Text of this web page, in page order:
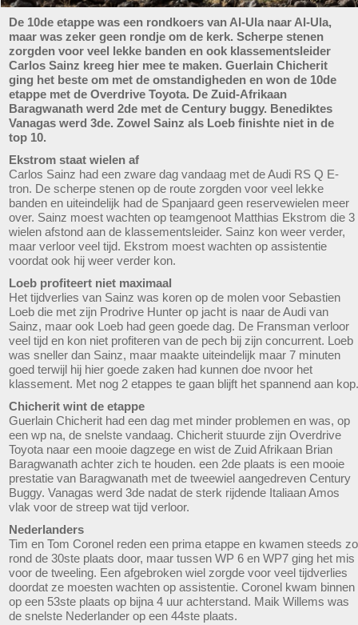
De 10de etappe was een rondkoers van Al-Ula naar Al-Ula,
maar was zeker geen rondje om de kerk. Scherpe stenen
zorgden voor veel lekke banden en ook klassementsleider
Carlos Sainz kreeg hier mee te maken. Guerlain Chicherit
ging het beste om met de omstandigheden en won de 10de
etappe met de Overdrive Toyota. De Zuid-Afrikaan
Baragwanath werd 2de met de Century buggy. Benediktes
Vanagas werd 3de. Zowel Sainz als Loeb finishte niet in de
top 10.
Ekstrom staat wielen af
Carlos Sainz had een zware dag vandaag met de Audi RS Q E-
tron. De scherpe stenen op de route zorgden voor veel lekke
banden en uiteindelijk had de Spanjaard geen reservewielen meer
over. Sainz moest wachten op teamgenoot Matthias Ekstrom die 3
wielen afstond aan de klassementsleider. Sainz kon weer verder,
maar verloor veel tijd. Ekstrom moest wachten op assistentie
voordat ook hij weer verder kon.
Loeb profiteert niet maximaal
Het tijdverlies van Sainz was koren op de molen voor Sebastien
Loeb die met zijn Prodrive Hunter op jacht is naar de Audi van
Sainz, maar ook Loeb had geen goede dag. De Fransman verloor
veel tijd en kon niet profiteren van de pech bij zijn concurrent. Loeb
was sneller dan Sainz, maar maakte uiteindelijk maar 7 minuten
goed terwijl hij hier goede zaken had kunnen doe nvoor het
klassement. Met nog 2 etappes te gaan blijft het spannend aan kop.
Chicherit wint de etappe
Guerlain Chicherit had een dag met minder problemen en was, op
een wp na, de snelste vandaag. Chicherit stuurde zijn Overdrive
Toyota naar een mooie dagzege en wist de Zuid Afrikaan Brian
Baragwanath achter zich te houden. een 2de plaats is een mooie
prestatie van Baragwanath met de tweewiel aangedreven Century
Buggy. Vanagas werd 3de nadat de sterk rijdende Italiaan Amos
vlak voor de streep wat tijd verloor.
Nederlanders
Tim en Tom Coronel reden een prima etappe en kwamen steeds zo
rond de 30ste plaats door, maar tussen WP 6 en WP7 ging het mis
voor de tweeling. Een afgebroken wiel zorgde voor veel tijdverlies
doordat ze moesten wachten op assistentie. Coronel kwam binnen
op een 53ste plaats op bijna 4 uur achterstand. Maik Willems was
de snelste Nederlander op een 44ste plaats.